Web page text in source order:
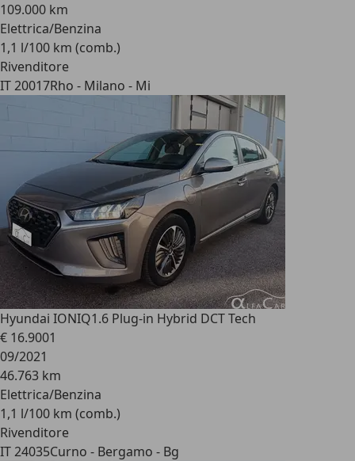
109.000 km
Elettrica/Benzina
1,1 l/100 km (comb.)
Rivenditore
IT 20017Rho - Milano - Mi
Hyundai IONIQ1.6 Plug-in Hybrid DCT Tech
€ 16.9001
09/2021
46.763 km
Elettrica/Benzina
1,1 l/100 km (comb.)
Rivenditore
IT 24035Curno - Bergamo - Bg